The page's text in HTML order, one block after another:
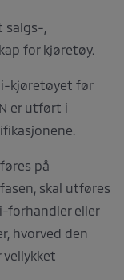
salgs-,
for kjøretøy.
kjøretøyet før
er utført i
på
skal utføres
forhandler eller
hvorved den
vellykket